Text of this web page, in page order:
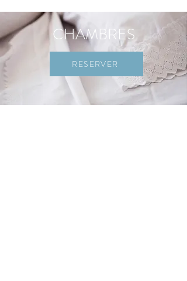
CHAMBRES
RESERVER